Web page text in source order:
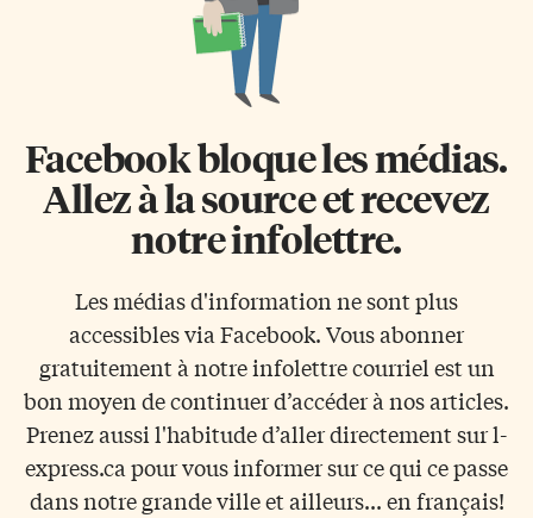
Facebook bloque les médias.
Allez à la source et recevez
notre infolettre.
Les médias d'information ne sont plus
accessibles via Facebook. Vous abonner
gratuitement à notre infolettre courriel est un
bon moyen de continuer d’accéder à nos articles.
Prenez aussi l'habitude d’aller directement sur l-
express.ca pour vous informer sur ce qui ce passe
dans notre grande ville et ailleurs... en français!